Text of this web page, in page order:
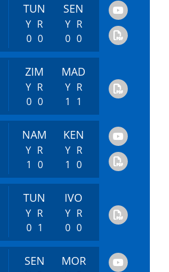
TUN SEN
Y R
0 0
Y R
0 0
ZIM MAD
Y R
0 0
Y R
1
1
NAM KEN
Y R
1 0
Y R
1 0
TUN IVO
Y R
0 1
Y R
0 0
SEN MOR